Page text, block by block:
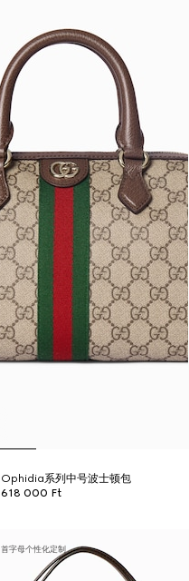
Ophidia系列中号波士顿包
618 000 Ft
首字母个性化定制